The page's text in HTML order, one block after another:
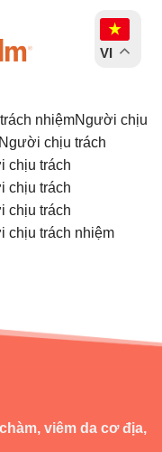
VI
nhiệmNgười chịu
chịu trách
chịu trách
chịu trách
chịu trách
chịu trách nhiệm
viêm da cơ địa,